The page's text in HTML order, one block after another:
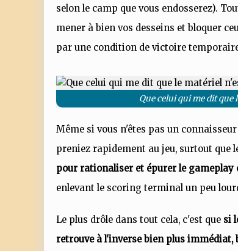
selon le camp que vous endosserez).
mener à bien vos desseins et bloquer
par une condition de victoire
Que celui qui me dit que
Même si vous n'êtes pas un
preniez rapidement au jeu, surtout que
pour rationaliser et épurer le gameplay
enlevant le scoring terminal un peu
Le plus drôle dans tout cela, c'est que si
retrouve à l'inverse bien plus